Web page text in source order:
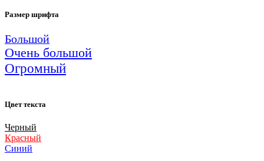
Размер шрифта
Большой
Очень большой
Огромный
Цвет текста
Черный
Красный
Синий